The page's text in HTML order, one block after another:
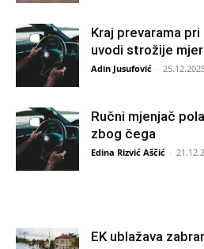
Kraj prevarama
uvodi strožije
Adin Jusufović -
Ručni mjenjač
zbog čega
Edina Rizvić Aščić -
EK ublažava